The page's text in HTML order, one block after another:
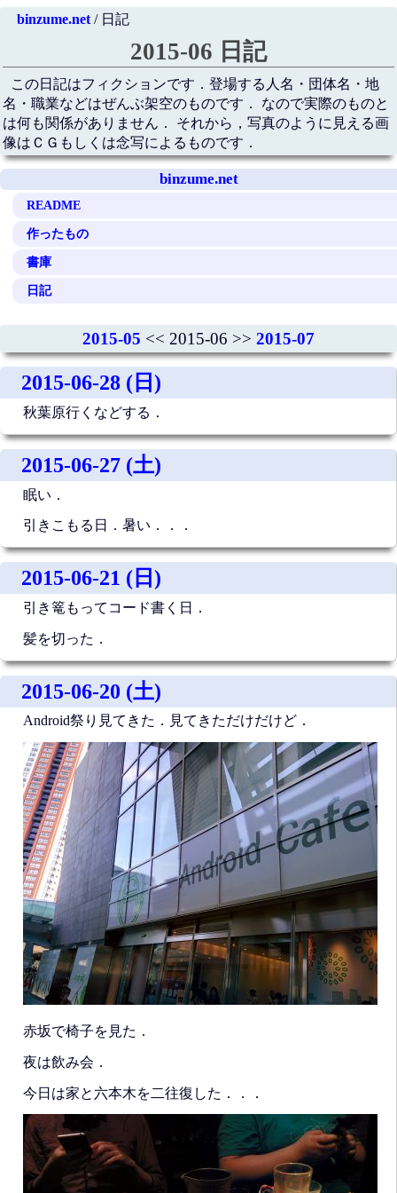
binzume.net/ 日記
2015-06 日記
この日記はフィクションです．登場する人名・団体名・地
名・職業などはぜんぶ架空のものです． なので実際のものと
は何も関係がありません． それから，写真のように見える画
像はＣＧもしくは念写によるものです．
binzume.net
README
作ったもの
書庫
日記
2015-05 << 2015-06 >> 2015-07
2015-06-28 (日)
秋葉原行くなどする．
2015-06-27 (土)
眠い．
引きこもる日．暑い．．．
2015-06-21 (日)
引き篭もってコード書く日．
髪を切った．
2015-06-20 (土)
Android祭り見てきた．見てきただけだけど．
赤坂で椅子を見た．
夜は飲み会．
今日は家と六本木を二往復した．．．